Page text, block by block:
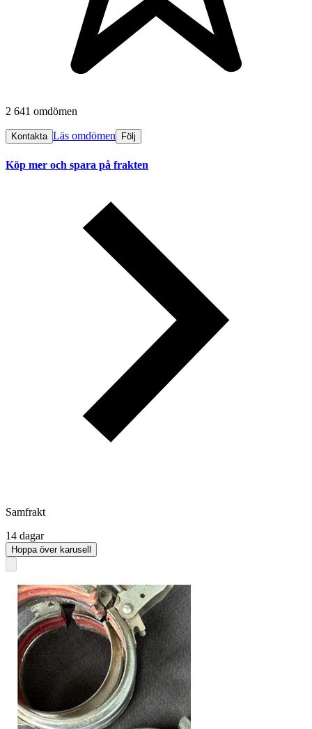
2 641 omdömen
Kontakta Läs omdömen Följ
Köp mer och spara på frakten
Samfrakt
14 dagar
Hoppa över karusell